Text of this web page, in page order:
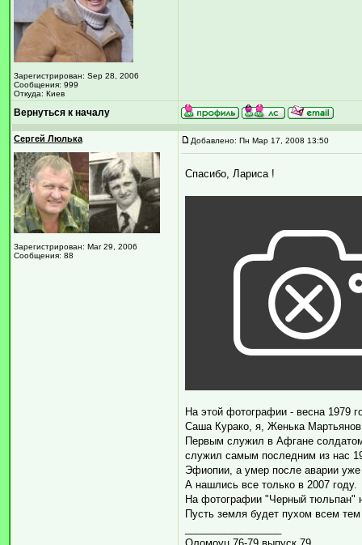
Зарегистрирован: Sep 28, 2006
Сообщения: 999
Откуда: Киев
Вернуться к началу
Сергей Люлька
Зарегистрирован: Mar 29, 2006
Сообщения: 88
Добавлено: Пн Мар 17, 2008 13:50
Спасибо, Лариса !
На этой фотографии - весна 1979
Саша Курако, я, Женька
Первым служил в Афгане
служил самым последним из нас
Эфиопии, а умер после аварии
А нашлись все только в 2007 году.
На фотографии "Черный тюльпан"
Пусть земля будет пухом всем